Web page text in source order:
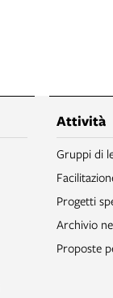
Attività
Gruppi di
Progetti
Archivio
Proposte